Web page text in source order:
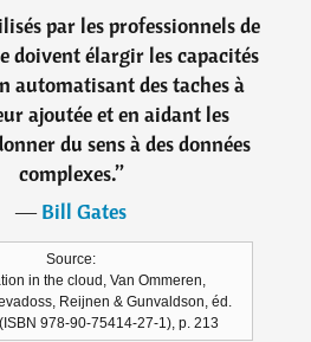
par les professionnels de
doivent élargir les capacités
automatisant des taches à
ajoutée et en aidant les
du sens à des données
complexes.”
―Bill Gates
Source:
in the cloud, Van Ommeren,
Reijnen & Gunvaldson, éd.
978-90-75414-27-1), p. 213